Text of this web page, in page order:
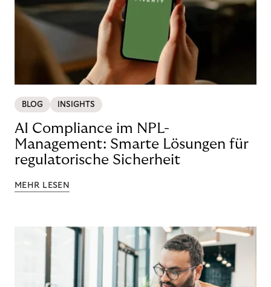
BLOG INSIGHTS
AI Compliance im NPL-
Management: Smarte Lösungen für
regulatorische Sicherheit
MEHR LESEN